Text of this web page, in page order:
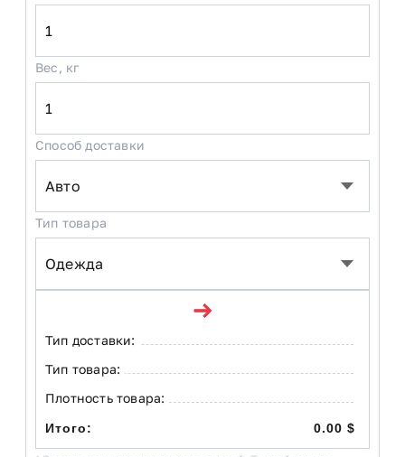
Вес, кг
Способ доставки
Тип товара
Тип доставки:
Тип товара:
Плотность товара:
Итого: 0.00 $